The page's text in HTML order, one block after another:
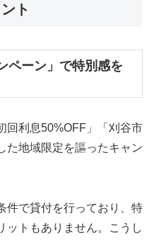
ト
ペーン」で特別感を
回利息50%OFF」「刈谷市
た地域限定を謳ったキャン
件で貸付を行っており、特
ットもありません。こうし